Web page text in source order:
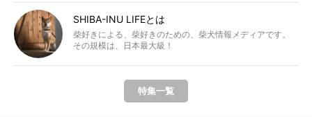
SHIBA-INU LIFEとは
柴好きによる、柴好きのための、柴犬情報メディアです。
その規模は、日本最大級！
特集一覧